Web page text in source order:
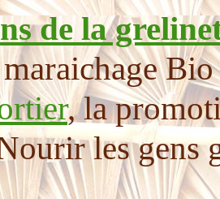
de la
, la
les gens
et bien
leur projet
Paysannes «